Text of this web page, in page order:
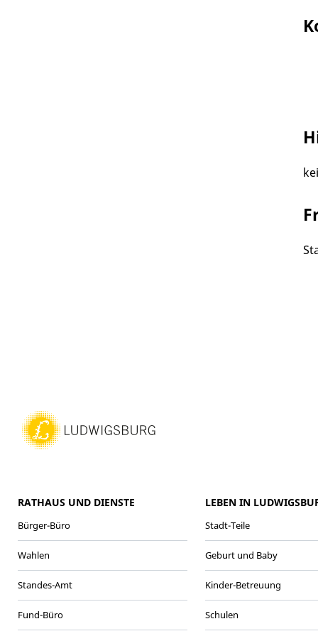
RATHAUS UND DIENSTE
Bürger-Büro
Wahlen
Standes-Amt
Fund-Büro
LEBEN IN
Stadt-Teile
Geburt und Baby
Kinder-Betreuung
Schulen